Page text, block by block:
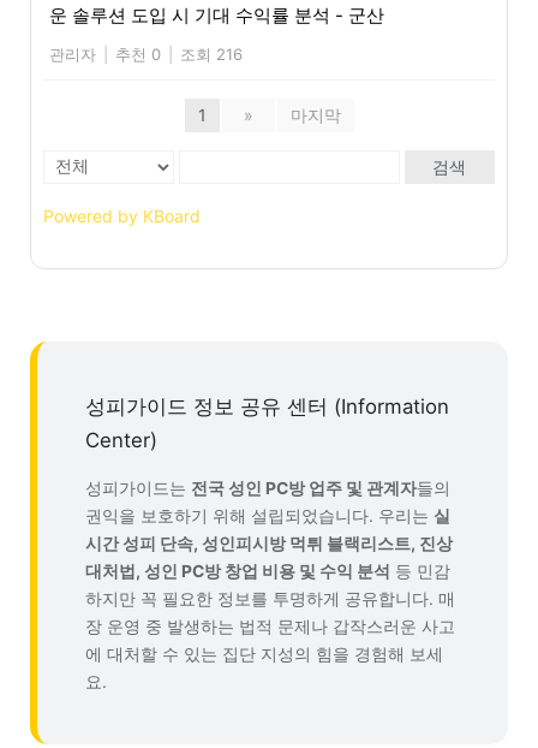
운 솔루션 도입 시 기대 수익률 분석 - 군산
관리자 추천 0 조회 216
1 » 마지막
검색
Powered by KBoard
성피가이드 정보 공유 센터 (Information
Center)
성피가이드는 전국 성인 PC방 업주 및 관계자들의
권익을 보호하기 위해 설립되었습니다. 우리는 실
시간 성피 단속, 성인피시방 먹튀 블랙리스트, 진상
대처법, 성인 PC방 창업 비용 및 수익 분석 등 민감
하지만 꼭 필요한 정보를 투명하게 공유합니다. 매
장 운영 중 발생하는 법적 문제나 갑작스러운 사고
에 대처할 수 있는 집단 지성의 힘을 경험해 보세
요.